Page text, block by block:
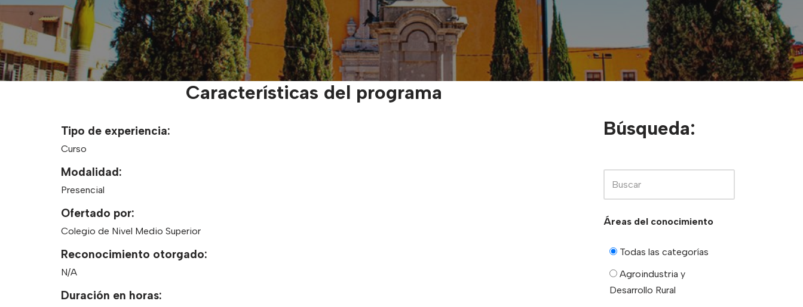
Características del programa
Tipo de experiencia:
Curso
Modalidad:
Presencial
Ofertado por:
Colegio de Nivel Medio Superior
Reconocimiento otorgado:
N/A
Duración en horas:
Búsqueda:
Áreas del conocimiento
Todas las categorías
Agroindustria y
Desarrollo Rural